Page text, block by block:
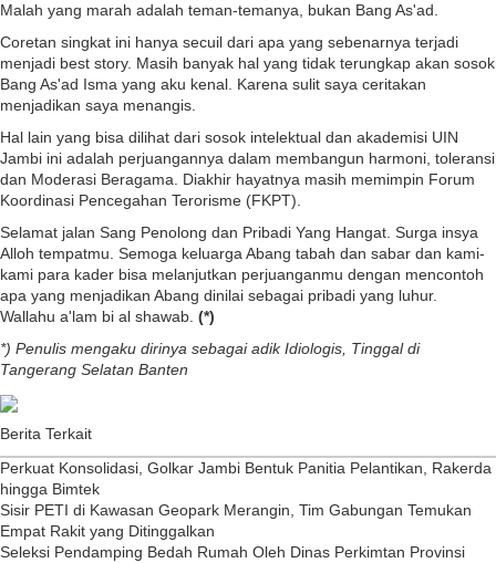
Malah yang marah adalah teman-temanya, bukan Bang As'ad.
Coretan singkat ini hanya secuil dari apa yang sebenarnya terjadi
menjadi best story. Masih banyak hal yang tidak terungkap akan sosok
Bang As'ad Isma yang aku kenal. Karena sulit saya ceritakan
menjadikan saya menangis.
Hal lain yang bisa dilihat dari sosok intelektual dan akademisi UIN
Jambi ini adalah perjuangannya dalam membangun harmoni, toleransi
dan Moderasi Beragama. Diakhir hayatnya masih memimpin Forum
Koordinasi Pencegahan Terorisme (FKPT).
Selamat jalan Sang Penolong dan Pribadi Yang Hangat. Surga insya
Alloh tempatmu. Semoga keluarga Abang tabah dan sabar dan kami-
kami para kader bisa melanjutkan perjuanganmu dengan mencontoh
apa yang menjadikan Abang dinilai sebagai pribadi yang luhur.
Wallahu a'lam bi al shawab. (*)
*) Penulis mengaku dirinya sebagai adik Idiologis, Tinggal di
Tangerang Selatan Banten
Berita Terkait
Perkuat Konsolidasi, Golkar Jambi Bentuk Panitia Pelantikan, Rakerda
hingga Bimtek
Sisir PETI di Kawasan Geopark Merangin, Tim Gabungan Temukan
Empat Rakit yang Ditinggalkan
Seleksi Pendamping Bedah Rumah Oleh Dinas Perkimtan Provinsi